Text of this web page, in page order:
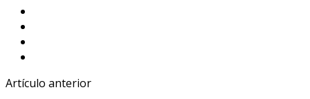
Artículo anterior